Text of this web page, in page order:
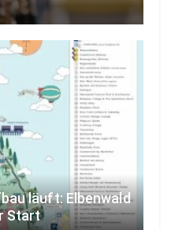
läuft: Elbenwald
Start